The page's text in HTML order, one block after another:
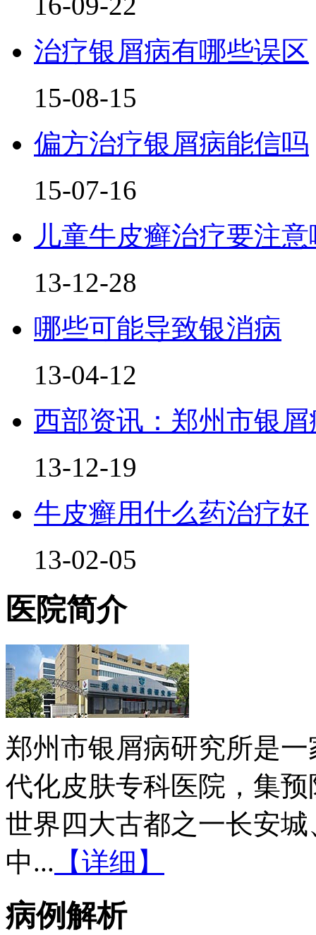
治疗银屑病有哪些误区
15-08-15
偏方治疗银屑病能信吗
15-07-16
儿童牛皮癣治疗要注
13-12-28
哪些可能导致银消病
13-04-12
西部资讯：郑州市银
13-12-19
牛皮癣用什么药治疗好
13-02-05
医院简介
郑州市银屑病研究所是
代化皮肤专科医院，集
世界四大古都之一长安
中... 【详细】
病例解析